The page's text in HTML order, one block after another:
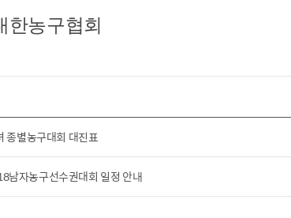
한농구협회
종별농구대회 대진표
남자농구선수권대회 일정 안내